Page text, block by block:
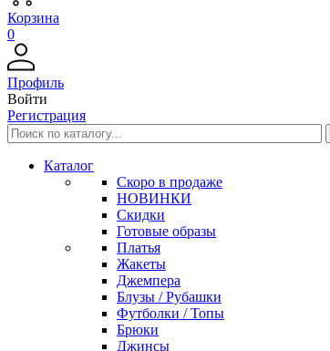
Корзина
0
Профиль
Войти
Регистрация
Каталог
Скоро в продаже
НОВИНКИ
Скидки
Готовые образы
Платья
Жакеты
Джемпера
Блузы / Рубашки
Футболки / Топы
Брюки
Джинсы